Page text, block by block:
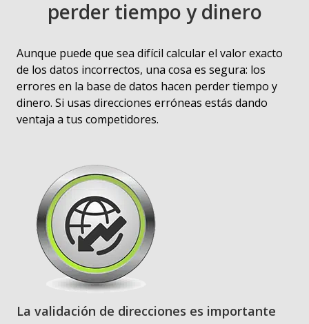
perder tiempo y dinero
Aunque puede que sea difícil calcular el valor exacto
de los datos incorrectos, una cosa es segura: los
errores en la base de datos hacen perder tiempo y
dinero. Si usas direcciones erróneas estás dando
ventaja a tus competidores.
La validación de direcciones es importante